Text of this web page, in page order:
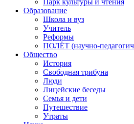
Парк культуры и чтения
Образование
Школа и вуз
Учитель
Реформы
ПОЛЁТ (научно-
Общество
История
Свободная трибуна
Люди
Лицейские беседы
Семья и дети
Путешествие
Утраты